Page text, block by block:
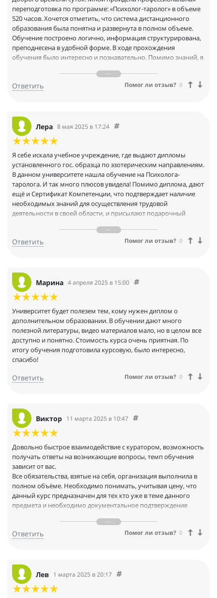
переподготовка по программе: «Психолог-таролог» в объеме
520 часов. Хочется отметить, что система дистанционного
образования была понятна и развернута в полном объеме.
Обучение построено логично, информация структурирована,
преподнесена в удобной форме. В ходе прохождения
обучения было интересно и познавательно. Помимо знаний, я
обучению в Международном Университете
Профессиональной Переподготовки.
Ответить Помог ли отзыв? 0
Лера 8 мая 2025 в 17:24
Я себе искала учебное учреждение, где выдают дипломы
установленного гос. образца по эзотерическим направлениям.
В данном университете нашла обучение на Психолога-
таролога. И так много плюсов увидела! Помимо диплома, дают
ещё и Сертификат Компетенции, что подтверждает наличие
необходимых знаний для осуществления трудовой
деятельности в своей области, и присылают подарочный
программы. А цена за обучение не просто выгодная, а очень
щедрая, да ещё с дополнительными плюсами, так вообще
проверочные тестовые и практические задания. По итогу
пишется Итоговая аттестационная работа. Много книг по
программе даётся. Я очень довольна! Выбрала уже себе новую
программу для следующего прохождения!
МУПП спасибо вам огромное за такую щедрую, доступную
возможность получить обучения с дипломом, и за большой
объём информации!
Ответить Помог ли отзыв? 0
Марина 4 апреля 2025 в 15:00
Университет будет полезем тем, кому нужен диплом о
дополнительном образовании. В обучении дают много
полезной литературы, видео материалов мало, но в целом все
доступно и понятно. Стоимость курса очень приятная. По
итогу обучения подготовила курсовую, было интересно,
спасибо!
Ответить Помог ли отзыв? 0
Виктор 11 марта 2025 в 10:47
Довольно быстрое взаимодействие с куратором, возможность
получать ответы на возникающие вопросы, темп обучения
зависит от вас.
Все обязательства, взятые на себя, организация выполнила в
полном объёме. Необходимо понимать, учитывая цену, что
данный курс предназначен для тех кто уже в теме данного
предмета и необходимо документальное подтверждение
Ответить Помог ли отзыв? 0
Лев 1 марта 2025 в 20:17